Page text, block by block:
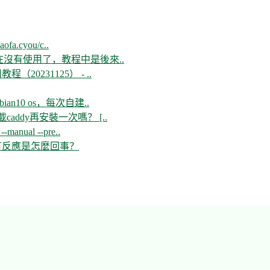
c..
有使用了，教程中是後來..
程（20231125） - ..
os，每次自建..
再安裝一次嗎？ [..
manual --pre..
應是怎麼回事？